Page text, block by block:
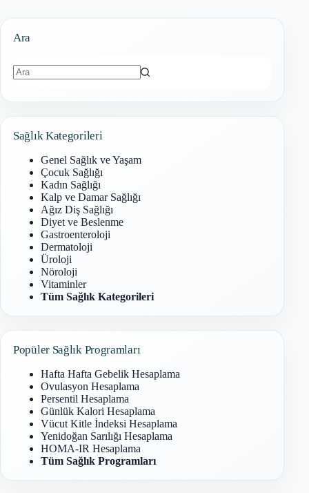
Ara
Sağlık Kategorileri
Genel Sağlık ve Yaşam
Çocuk Sağlığı
Kadın Sağlığı
Kalp ve Damar Sağlığı
Ağız Diş Sağlığı
Diyet ve Beslenme
Gastroenteroloji
Dermatoloji
Üroloji
Nöroloji
Vitaminler
Tüm Sağlık Kategorileri
Popüler Sağlık Programları
Hafta Hafta Gebelik Hesaplama
Ovulasyon Hesaplama
Persentil Hesaplama
Günlük Kalori Hesaplama
Vücut Kitle İndeksi Hesaplama
Yenidoğan Sarılığı Hesaplama
HOMA-IR Hesaplama
Tüm Sağlık Programları